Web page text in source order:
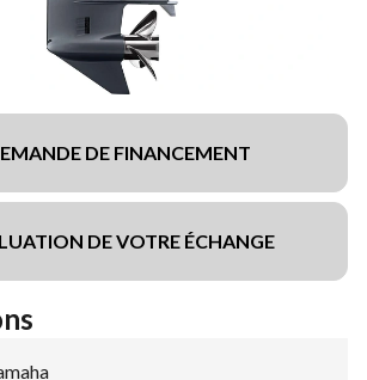
DE FINANCEMENT
DE VOTRE ÉCHANGE